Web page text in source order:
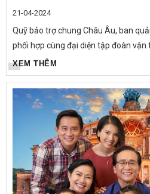
21-04-2024
Quỹ bảo trợ chung Châu Âu, ban
phối hợp cùng đại diện tập đoàn vận
bánh Manual 1889 chính thức phát
XEM THÊM